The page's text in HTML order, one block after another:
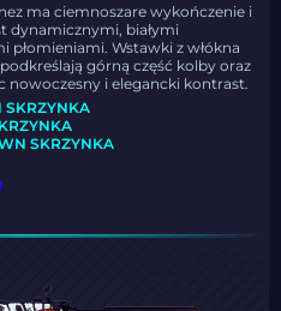
ma ciemnoszare wykończenie i
dynamicznymi, białymi
płomieniami. Wstawki z włókna
górną część kolby oraz
nowoczesny i elegancki kontrast.
SKRZYNKA
SKRZYNKA